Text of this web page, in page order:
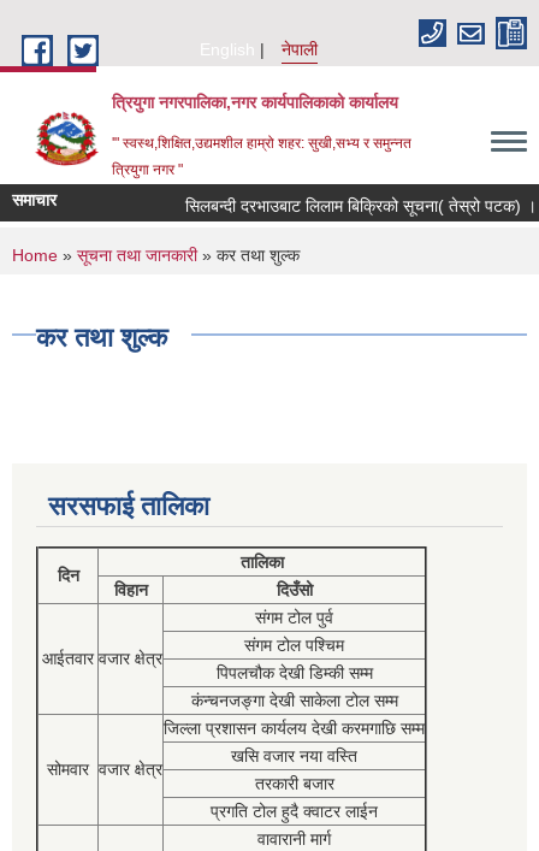
English
नेपाली
त्रियुगा नगरपालिका,नगर कार्यपालिकाको कार्यालय
'" स्वस्थ,शिक्षित,उद्यमशील हाम्रो शहर: सुखी,सभ्य र समुन्नत
त्रियुगा नगर "
समाचार सिलबन्दी दरभाउबाट लिलाम बिक्रिको सूचना( तेस्रो पटक) ।
You are here
Home » सूचना तथा जानकारी» कर तथा शुल्क
कर तथा शुल्क
सरसफाई तालिका
दिन
तालिका
विहान
दिउँसो
आईतवार वजार क्षेत्र
संगम टोल पुर्व
संगम टोल पश्चिम
पिपलचौक देखी डिम्की सम्म
कंन्चनजङ्गा देखी साकेला टोल सम्म
सोमवार वजार क्षेत्र
जिल्ला प्रशासन कार्यलय देखी करमगाछि सम्म
खसि वजार नया वस्ति
तरकारी बजार
प्रगति टोल हुदै क्वाटर लाईन
वावारानी मार्ग